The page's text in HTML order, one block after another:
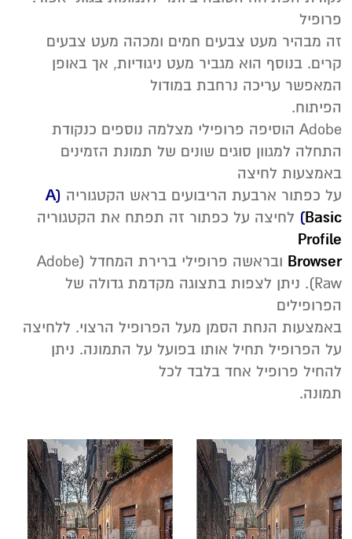
פרופיל
זה מבהיר מעט צבעים חמים ומכהה מעט צבעים
קרים. בנוסף הוא מגביר מעט ניגודיות, אך באופן
המאפשר עריכה נרחבת במודול
הפיתוח.
Adobe הוסיפה פרופילי מצלמה נוספים כנקודת
התחלה למגוון סוגים שונים של תמונת הזמינים
באמצעות לחיצה
על כפתור ארבעת הריבועים בראש הקטגוריה A)
Basic
) לחיצה על כפתור זה תפתח את הקטגוריה
Profile
Browser
ובראשה פרופילי ברירת המחדל (Adobe
Raw). ניתן לצפות בתצוגה מקדמת גדולה של
הפרופילים
באמצעות הנחת הסמן מעל הפרופיל הרצוי. ללחיצה
על הפרופיל תחיל אותו בפועל על התמונה. ניתן
להחיל פרופיל אחד בלבד לכל
תמונה.